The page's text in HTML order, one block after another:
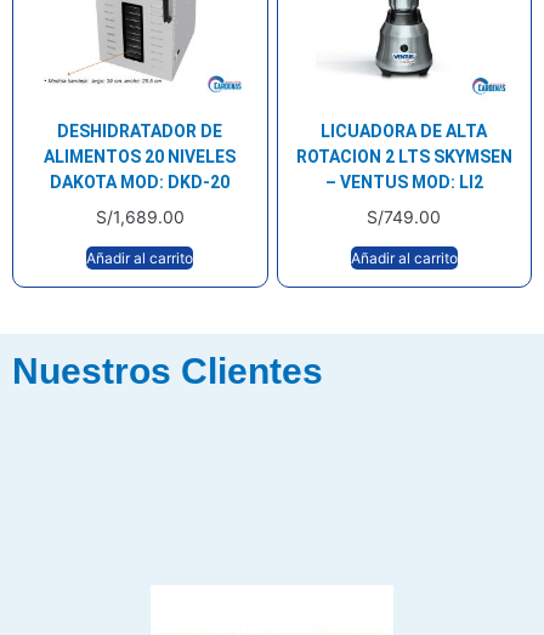
DESHIDRATADOR DE
ALIMENTOS 20 NIVELES
DAKOTA MOD: DKD-20
S/1,689.00
Añadir al carrito
LICUADORA DE ALTA
ROTACION 2 LTS SKYMSEN
– VENTUS MOD: LI2
S/749.00
Añadir al carrito
Nuestros Clientes